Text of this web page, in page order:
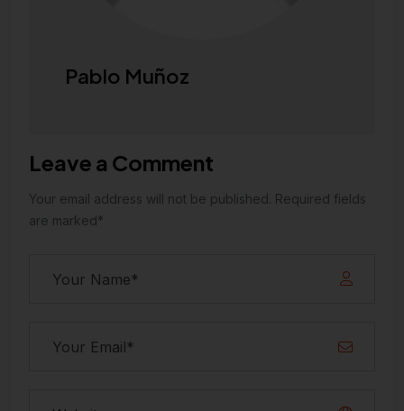
Pablo Muñoz
Leave a Comment
Your email address will not be published. Required fields
are marked*